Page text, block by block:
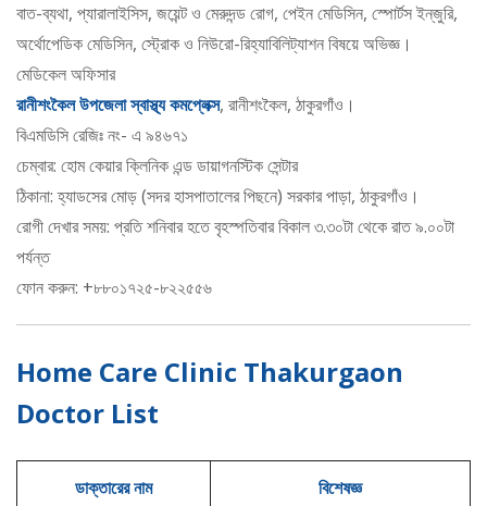
বাত-ব্যথা, প্যারালাইসিস, জয়েন্ট ও মেরুদন্ড রোগ, পেইন মেডিসিন, স্পোর্টস ইন্‌জুরি,
অর্থোপেডিক মেডিসিন, স্ট্রোক ও নিউরো-রিহ্যাবিলিট্যাশন বিষয়ে অভিজ্ঞ।
মেডিকেল অফিসার
রানীশংকৈল উপজেলা স্বাস্থ্য কমপ্লেক্স, রানীশংকৈল, ঠাকুরগাঁও।
বিএমডিসি রেজিঃ নং- এ ৯৪৬৭১
চেম্বার: হোম কেয়ার ক্লিনিক এন্ড ডায়াগনস্টিক সেন্টার
ঠিকানা: হ্যাডসের মোড় (সদর হাসপাতালের পিছনে) সরকার পাড়া, ঠাকুরগাঁও।
রোগী দেখার সময়: প্রতি শনিবার হতে বৃহস্পতিবার বিকাল ৩.৩০টা থেকে রাত ৯.০০টা
পর্যন্ত
ফোন করুন: +৮৮০১৭২৫-৮২২৫৫৬
Home Care Clinic Thakurgaon
Doctor List
ডাক্তারের নাম বিশেষজ্ঞ